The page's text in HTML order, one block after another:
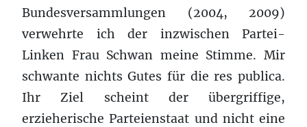
Bundesversammlungen (2004, 2009)
verwehrte ich der inzwischen Partei-
Linken Frau Schwan meine Stimme. Mir
schwante nichts Gutes für die res publica.
Ihr Ziel scheint der übergriffige,
erzieherische Parteienstaat und nicht eine